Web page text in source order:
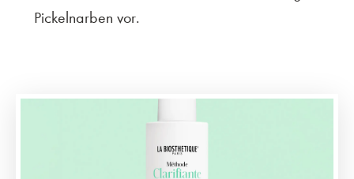
Pickelnarben vor.